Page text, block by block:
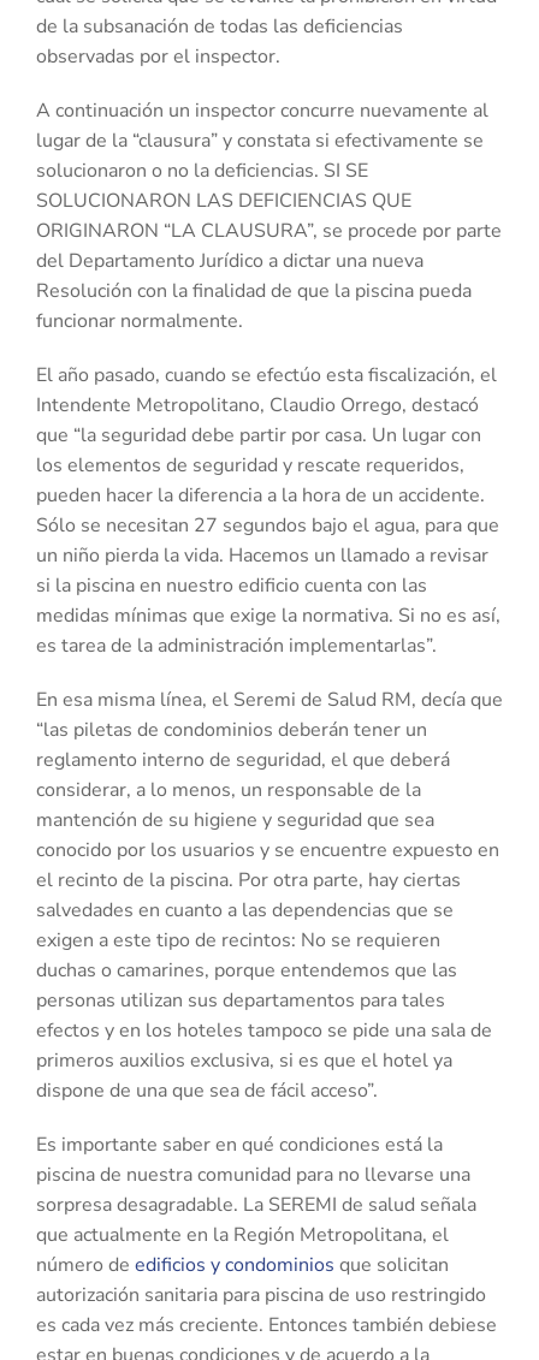
de la subsanación de todas las deficiencias
observadas por el inspector.
A continuación un inspector concurre nuevamente al
lugar de la “clausura” y constata si efectivamente se
solucionaron o no la deficiencias. SI SE
SOLUCIONARON LAS DEFICIENCIAS QUE
ORIGINARON “LA CLAUSURA”, se procede por parte
del Departamento Jurídico a dictar una nueva
Resolución con la finalidad de que la piscina pueda
funcionar normalmente.
El año pasado, cuando se efectúo esta fiscalización, el
Intendente Metropolitano, Claudio Orrego, destacó
que “la seguridad debe partir por casa. Un lugar con
los elementos de seguridad y rescate requeridos,
pueden hacer la diferencia a la hora de un accidente.
Sólo se necesitan 27 segundos bajo el agua, para que
un niño pierda la vida. Hacemos un llamado a revisar
si la piscina en nuestro edificio cuenta con las
medidas mínimas que exige la normativa. Si no es así,
es tarea de la administración implementarlas”.
En esa misma línea, el Seremi de Salud RM, decía que
“las piletas de condominios deberán tener un
reglamento interno de seguridad, el que deberá
considerar, a lo menos, un responsable de la
mantención de su higiene y seguridad que sea
conocido por los usuarios y se encuentre expuesto en
el recinto de la piscina. Por otra parte, hay ciertas
salvedades en cuanto a las dependencias que se
exigen a este tipo de recintos: No se requieren
duchas o camarines, porque entendemos que las
personas utilizan sus departamentos para tales
efectos y en los hoteles tampoco se pide una sala de
primeros auxilios exclusiva, si es que el hotel ya
dispone de una que sea de fácil acceso”.
Es importante saber en qué condiciones está la
piscina de nuestra comunidad para no llevarse una
sorpresa desagradable. La SEREMI de salud señala
que actualmente en la Región Metropolitana, el
número de edificios y condominios que solicitan
autorización sanitaria para piscina de uso restringido
es cada vez más creciente. Entonces también debiese
estar en buenas condiciones y de acuerdo a la